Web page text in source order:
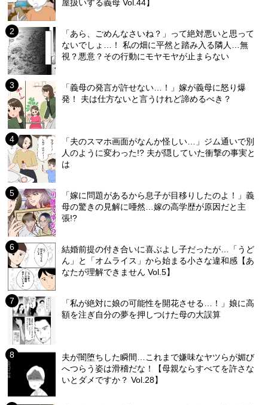
屋扱いする義母 Vol.44】
「あら、ごめんなさいね？」って絶対悪いと思って
ないでしょ…！ 私の畑に平然と踏み入る隣人…無
視？悪意？その行動にモヤモヤが止まらない
「義母の発言が許せない…！」嫁が義母に怒り爆
発！ 夫は仕方ないと言うけれど諦めるべき？
「夫のスマホ画面がなんか怪しい…」ジム通いで別
人のように変わった!? 夫が隠していた衝撃の事実と
は
「嫁に問題があるから息子が目移りしたのよ！」義
母の驚きの見解に唖然…嫁の高学歴が原因だと主
張!?
結婚前提の付き合いに喜ぶよし子だったが…「うど
ん」と「オムライス」から始まる小さな違和感【あ
なたが理解できません Vol.5】
「私が絶対に娘の可能性を開花させる…！」娘に高
額を注ぎ自分の夢を押しつけた母の大誤算
夫が闇堕ちした瞬間…これまで嫌味なヤツらが媚び
へつらう姿は滑稽だな！【母親ならすべてを許さな
いとダメですか？ Vol.28】